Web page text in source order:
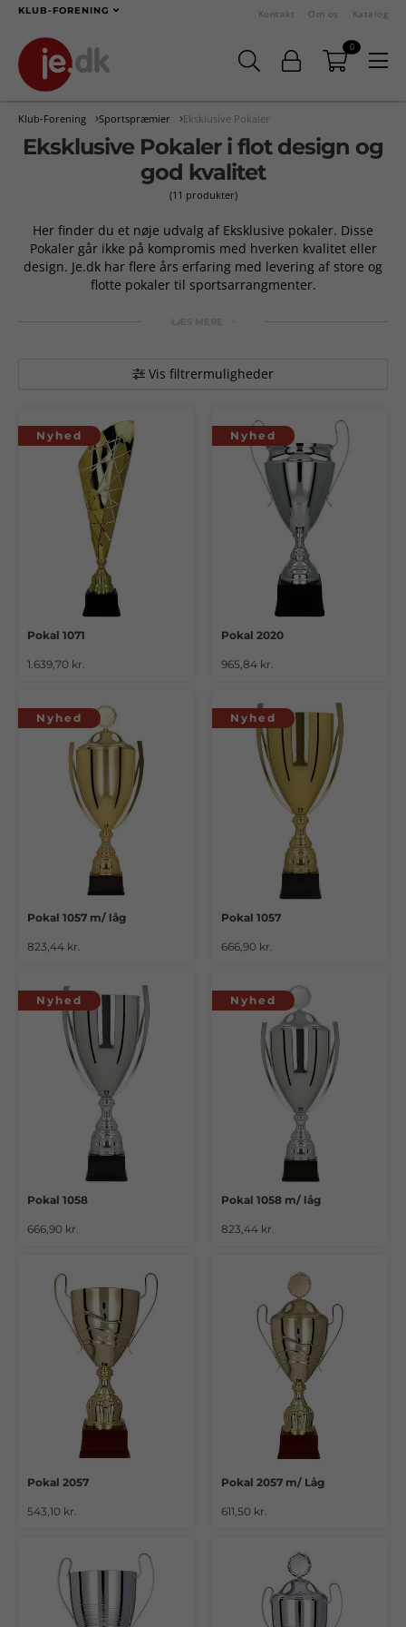
KLUB-FORENING Kontakt Om os Katalog
0
Klub-Forening Sportspræmier Eksklusive Pokaler
Eksklusive Pokaler i flot design og
god kvalitet
(11 produkter)
Her finder du et nøje udvalg af Eksklusive pokaler. Disse
Pokaler går ikke på kompromis med hverken kvalitet eller
design. Je.dk har flere års erfaring med levering af store og
flotte pokaler til sportsarrangmenter.
Vis filtrermuligheder
Nyhed
Pokal 1071
1.639,70 kr.
Nyhed
Pokal 2020
965,84 kr.
Nyhed
Pokal 1057 m/ låg
823,44 kr.
Nyhed
Pokal 1057
666,90 kr.
Nyhed
Pokal 1058
666,90 kr.
Nyhed
Pokal 1058 m/ låg
823,44 kr.
Pokal 2057
543,10 kr.
Pokal 2057 m/ Låg
611,50 kr.